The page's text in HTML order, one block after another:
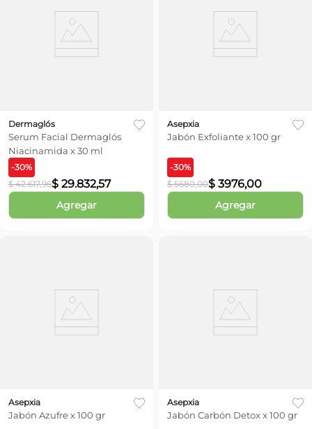
Dermaglós
Serum Facial Dermaglós
Niacinamida x 30 ml
-30%
$ 42.617,96$ 29.832,57
Agregar
Asepxia
Jabón Exfoliante x 100 gr
-30%
$ 5680,00$ 3976,00
Agregar
Asepxia
Jabón Azufre x 100 gr
Asepxia
Jabón Carbón Detox x 100 gr